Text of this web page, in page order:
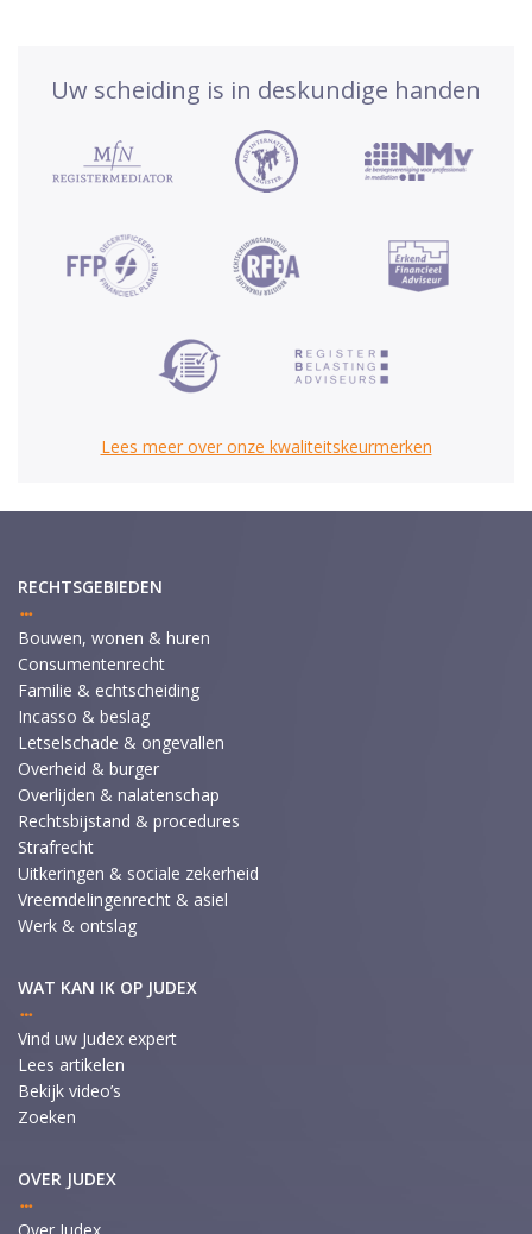
Uw scheiding is in deskundige handen
Lees meer over onze kwaliteitskeurmerken
RECHTSGEBIEDEN
Bouwen, wonen & huren
Consumentenrecht
Familie & echtscheiding
Incasso & beslag
Letselschade & ongevallen
Overheid & burger
Overlijden & nalatenschap
Rechtsbijstand & procedures
Strafrecht
Uitkeringen & sociale zekerheid
Vreemdelingenrecht & asiel
Werk & ontslag
WAT KAN IK OP JUDEX
Vind uw Judex expert
Lees artikelen
Bekijk video’s
Zoeken
OVER JUDEX